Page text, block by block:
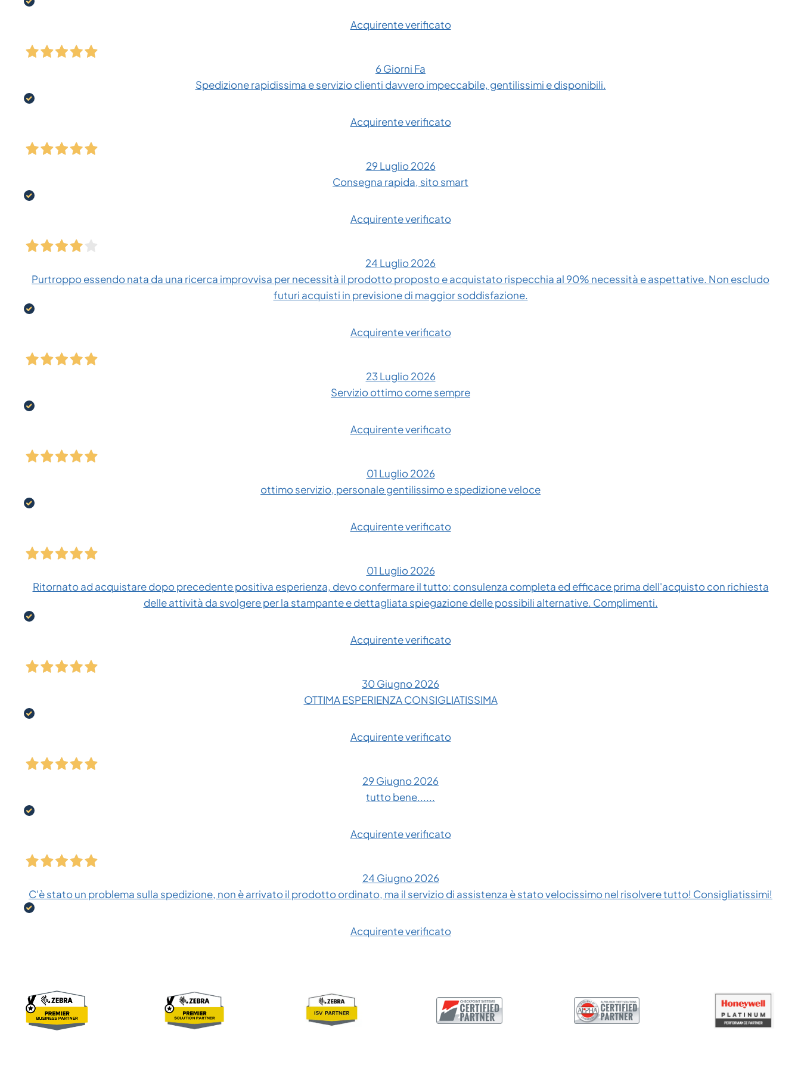
Acquirente verificato
6 Giorni Fa
Spedizione rapidissima e servizio clienti davvero impeccabile, gentilissimi e disponibili.
Acquirente verificato
29 Luglio 2026
Consegna rapida, sito smart
Acquirente verificato
24 Luglio 2026
Purtroppo essendo nata da una ricerca improvvisa per necessità il prodotto proposto e acquistato rispecchia al 90% necessità e aspettative. Non escludo
futuri acquisti in previsione di maggior soddisfazione.
Acquirente verificato
23 Luglio 2026
Servizio ottimo come sempre
Acquirente verificato
01 Luglio 2026
ottimo servizio, personale gentilissimo e spedizione veloce
Acquirente verificato
01 Luglio 2026
Ritornato ad acquistare dopo precedente positiva esperienza, devo confermare il tutto: consulenza completa ed efficace prima dell'acquisto con richiesta
delle attività da svolgere per la stampante e dettagliata spiegazione delle possibili alternative. Complimenti.
Acquirente verificato
30 Giugno 2026
OTTIMA ESPERIENZA CONSIGLIATISSIMA
Acquirente verificato
29 Giugno 2026
tutto bene......
Acquirente verificato
24 Giugno 2026
C'è stato un problema sulla spedizione, non è arrivato il prodotto ordinato, ma il servizio di assistenza è stato velocissimo nel risolvere tutto! Consigliatissimi!
Acquirente verificato